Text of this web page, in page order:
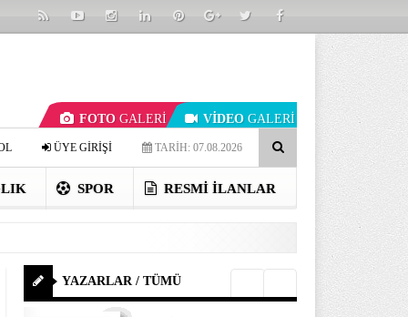
FOTO GALERİ VİDEO GALERİ
TARİH: 07.08.2026
ÜYE GİRİŞİ
SPOR RESMI İLANLAR
YAZARLAR / TÜMÜ